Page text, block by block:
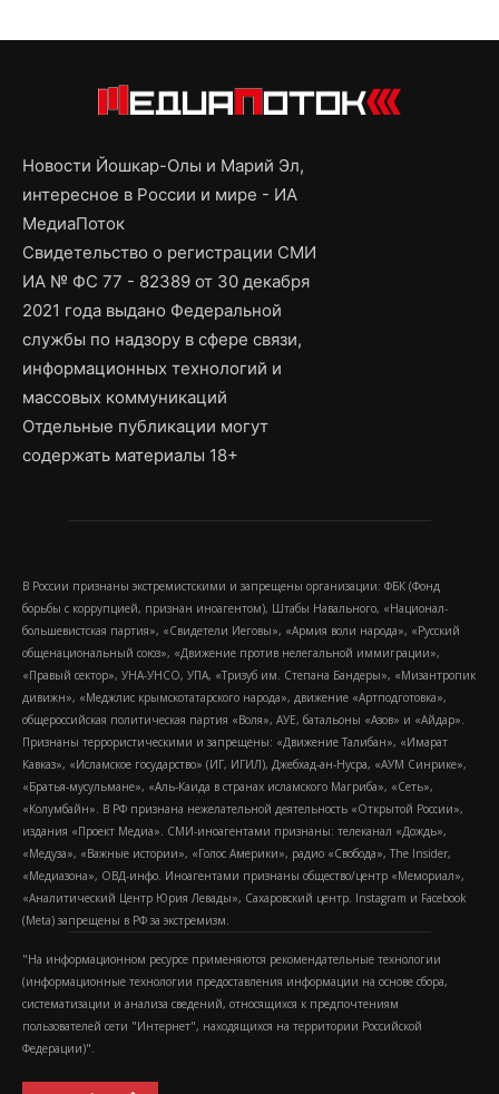
Новости Йошкар-Олы и Марий Эл,
интересное в России и мире - ИА
МедиаПоток
Свидетельство о регистрации СМИ
ИА № ФС 77 - 82389 от 30 декабря
2021 года выдано Федеральной
службы по надзору в сфере связи,
информационных технологий и
массовых коммуникаций
Отдельные публикации могут
содержать материалы 18+
В России признаны экстремистскими и запрещены организации: ФБК (Фонд
борьбы с коррупцией, признан иноагентом), Штабы Навального, «Национал-
большевистская партия», «Свидетели Иеговы», «Армия воли народа», «Русский
общенациональный союз», «Движение против нелегальной иммиграции»,
«Правый сектор», УНА-УНСО, УПА, «Тризуб им. Степана Бандеры», «Мизантропик
дивижн», «Меджлис крымскотатарского народа», движение «Артподготовка»,
общероссийская политическая партия «Воля», АУЕ, батальоны «Азов» и «Айдар».
Признаны террористическими и запрещены: «Движение Талибан», «Имарат
Кавказ», «Исламское государство» (ИГ, ИГИЛ), Джебхад-ан-Нусра, «АУМ Синрике»,
«Братья-мусульмане», «Аль-Каида в странах исламского Магриба», «Сеть»,
«Колумбайн». В РФ признана нежелательной деятельность «Открытой России»,
издания «Проект Медиа». СМИ-иноагентами признаны: телеканал «Дождь»,
«Медуза», «Важные истории», «Голос Америки», радио «Свобода», The Insider,
«Медиазона», ОВД-инфо. Иноагентами признаны общество/центр «Мемориал»,
«Аналитический Центр Юрия Левады», Сахаровский центр. Instagram и Facebook
(Metа) запрещены в РФ за экстремизм.
"На информационном ресурсе применяются рекомендательные технологии
(информационные технологии предоставления информации на основе сбора,
систематизации и анализа сведений, относящихся к предпочтениям
пользователей сети "Интернет", находящихся на территории Российской
Федерации)".